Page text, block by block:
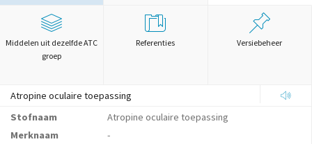
Middelen uit dezelfde ATC
groep
Referenties Versiebeheer
Atropine oculaire toepassing
Stofnaam
Atropine oculaire toepassing
Merknaam
-